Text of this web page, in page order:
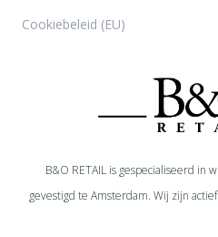
B&O RETAIL is gespecialiseerd in
gevestigd te Amsterdam. Wij zijn
Cookiebeleid (EU)